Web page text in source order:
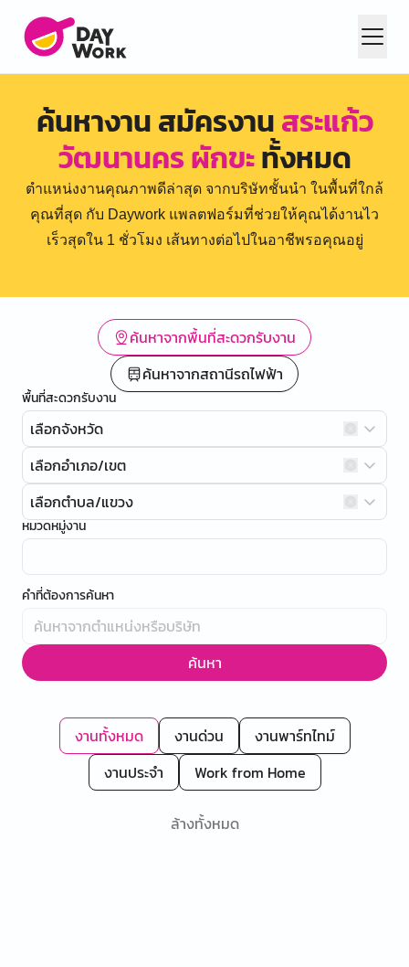
ค้นหางาน สมัครงานสระแก้ว
วัฒนานคร ผักขะทั้งหมด
ตำแหน่งงานคุณภาพดีล่าสุด จากบริษัทชั้นนำ ในพื้นที่ใกล้
คุณที่สุด กับ Daywork แพลตฟอร์มที่ช่วยให้คุณได้งานไว
เร็วสุดใน 1 ชั่วโมง เส้นทางต่อไปในอาชีพรอคุณอยู่
ค้นหาจากพื้นที่สะดวกรับงาน
ค้นหาจากสถานีรถไฟฟ้า
พื้นที่สะดวกรับงาน
เลือกจังหวัด
เลือกอำเภอ/เขต
เลือกตำบล/แขวง
หมวดหมู่งาน
คำที่ต้องการค้นหา
ค้นหา
งานทั้งหมด งานด่วน
งานพาร์ทไทม์
งานประจำ
Work from Home
ล้างทั้งหมด